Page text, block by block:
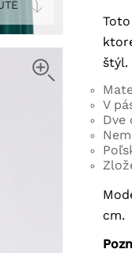
štýl.
V
Dve
cm.